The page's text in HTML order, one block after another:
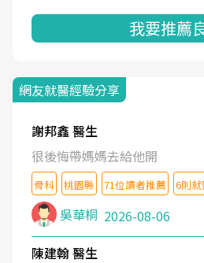
我要推薦
網友就醫經驗分享
謝邦鑫 醫生
很後悔帶媽媽去給他開
骨科 桃園縣 71位讀者推薦 6則
吳華桐 2026-08-06
陳建翰 醫生